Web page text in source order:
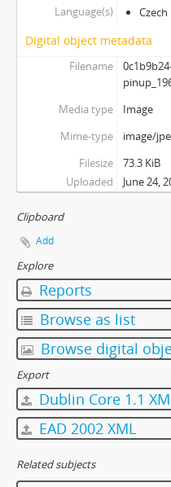
Language(s) Czech
Digital object metadata
Filename
Media type
Image
Mime-type
image/
Filesize
73.3 KiB
Uploaded
June 24,
Clipboard
Add
Explore
Reports
Browse as list
Browse digital
Export
Dublin Core 1.1
EAD 2002 XML
Related subjects